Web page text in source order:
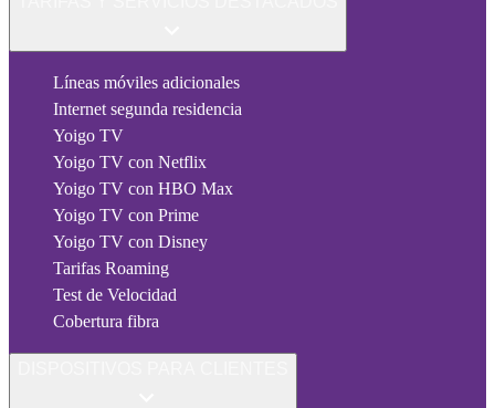
Líneas móviles adicionales
Internet segunda residencia
Yoigo TV
Yoigo TV con Netflix
Yoigo TV con HBO Max
Yoigo TV con Prime
Yoigo TV con Disney
Tarifas Roaming
Test de Velocidad
Cobertura fibra